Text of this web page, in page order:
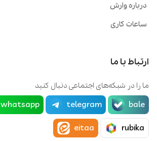
درباره وارش
ساعات کاری
ارتباط با ما
ما را در شبکه‌های اجتماعی دنبال کنید
bale
telegram
whatsapp
rubika
eitaa